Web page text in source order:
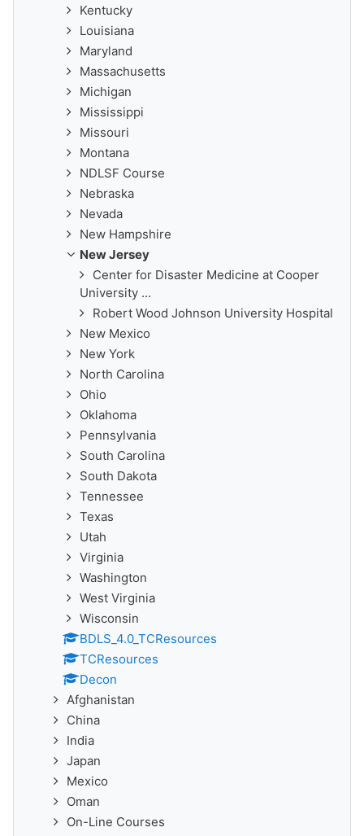
Kentucky
Louisiana
Maryland
Massachusetts
Michigan
Mississippi
Missouri
Montana
NDLSF Course
Nebraska
Nevada
New Hampshire
New Jersey
Center for Disaster Medicine at Cooper
University ...
Robert Wood Johnson University Hospital
New Mexico
New York
North Carolina
Ohio
Oklahoma
Pennsylvania
South Carolina
South Dakota
Tennessee
Texas
Utah
Virginia
Washington
West Virginia
Wisconsin
BDLS_4.0_TCResources
TCResources
Decon
Afghanistan
China
India
Japan
Mexico
Oman
On-Line Courses